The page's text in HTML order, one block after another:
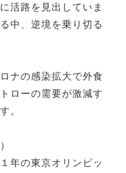
活路を見出していま
中、逆境を乗り切る
ナの感染拡大で外食
ローの需要が激減す
。
年の東京オリンピッ